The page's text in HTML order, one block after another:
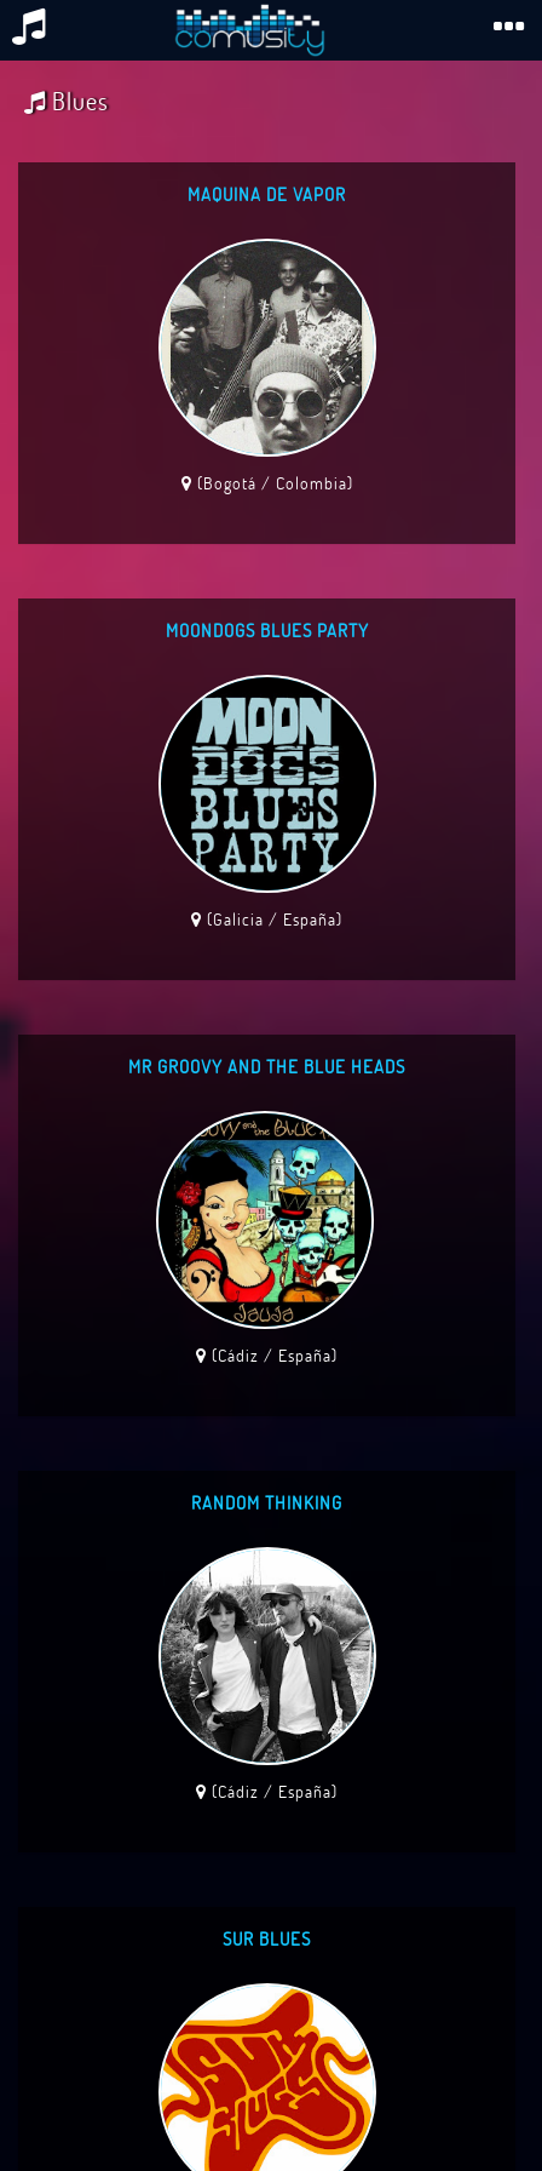
Blues
MAQUINA DE VAPOR
(Bogotá / Colombia)
MOONDOGS BLUES PARTY
(Galicia / España)
MR GROOVY AND THE BLUE HEADS
(Cádiz / España)
RANDOM THINKING
(Cádiz / España)
SUR BLUES